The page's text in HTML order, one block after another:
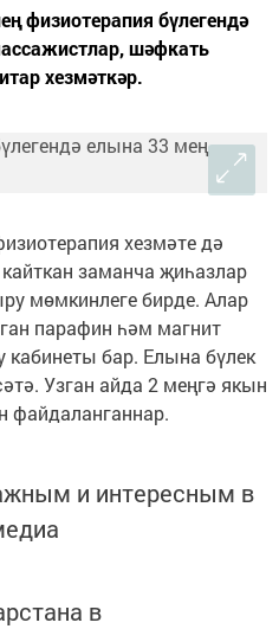
физиотерапия бүлегендә
шәфкать
хезмәткәр.
хезмәте дә
заманча җиһазлар
мөмкинлеге бирде. Алар
парафин һәм магнит
кабинеты бар. Елына бүлек
Узган айда 2 меңгә якын
файдаланганнар.
и интересным в
в